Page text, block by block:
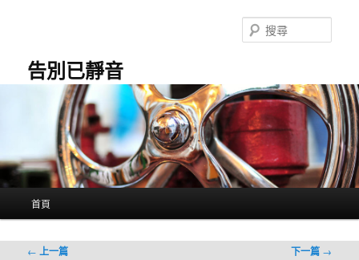
告別已靜音
尋
首頁
文
← 上一篇 下一篇 →